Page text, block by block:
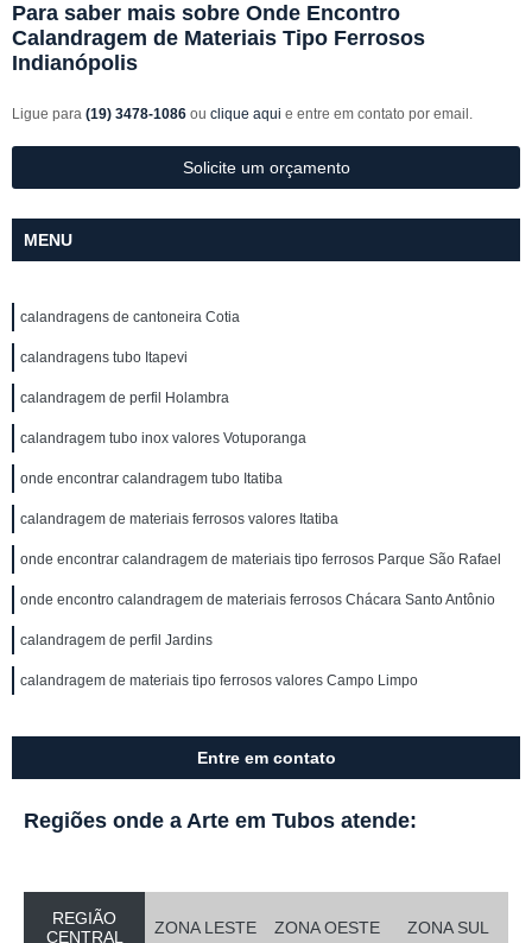
Para saber mais sobre Onde Encontro
Calandragem de Materiais Tipo Ferrosos
Indianópolis
Ligue para (19) 3478-1086 ou clique aqui e entre em contato por email.
Solicite um orçamento
MENU
calandragens de cantoneira Cotia
calandragens tubo Itapevi
calandragem de perfil Holambra
calandragem tubo inox valores Votuporanga
onde encontrar calandragem tubo Itatiba
calandragem de materiais ferrosos valores Itatiba
onde encontrar calandragem de materiais tipo ferrosos Parque São Rafael
onde encontro calandragem de materiais ferrosos Chácara Santo Antônio
calandragem de perfil Jardins
calandragem de materiais tipo ferrosos valores Campo Limpo
Entre em contato
Regiões onde a Arte em Tubos atende:
REGIÃO
CENTRAL
ZONA LESTE ZONA OESTE ZONA SUL